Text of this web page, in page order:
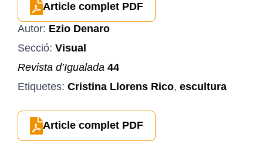
Article complet PDF
Autor: Ezio Denaro
Secció: Visual
Revista d’Igualada 44
Etiquetes: Cristina Llorens Rico, escultura
Article complet PDF